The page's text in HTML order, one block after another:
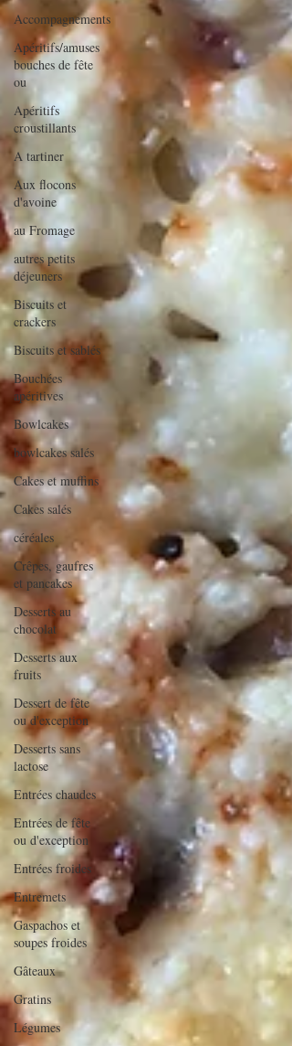
Accompagnements
Apéritifs/amuses
bouches de fête
ou
Apéritifs
croustillants
A tartiner
Aux flocons
d'avoine
au Fromage
autres petits
déjeuners
Biscuits et
crackers
Biscuits et sablés
Bouchées
apéritives
Bowlcakes
bowlcakes salés
Cakes et muffins
Cakes salés
céréales
Crêpes, gaufres
et pancakes
Desserts au
chocolat
Desserts aux
fruits
Dessert de fête
ou d'exception
Desserts sans
lactose
Entrées chaudes
Entrées de fête
ou d'exception
Entrées froides
Entremets
Gaspachos et
soupes froides
Gâteaux
Gratins
Légumes